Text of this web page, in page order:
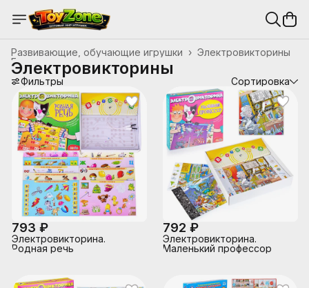
Электровикторины
Развивающие, обучающие игрушки ›
Главная
Электровикторины
Фильтры Сортировка
793 ₽
Электровикторина.
Родная речь
792 ₽
Электровикторина.
Маленький профессор